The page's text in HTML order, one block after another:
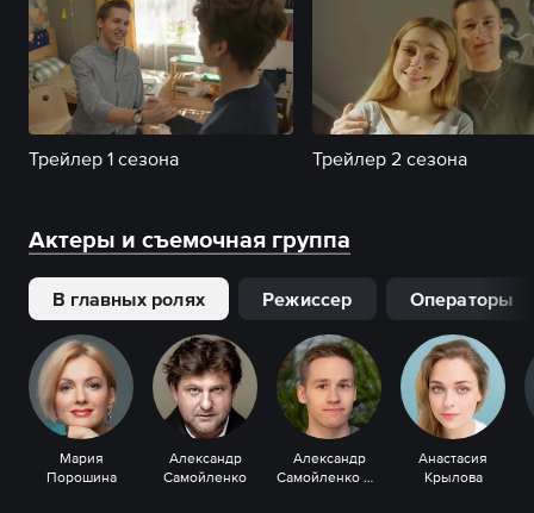
Трейлер 1 сезона Трейлер 2 сезона
Актеры и съемочная группа
В главных ролях Режиссер Операторы
Мария
Порошина
Александр
Самойленко
Александр
Самойленко мл.
Анастасия
Крылова